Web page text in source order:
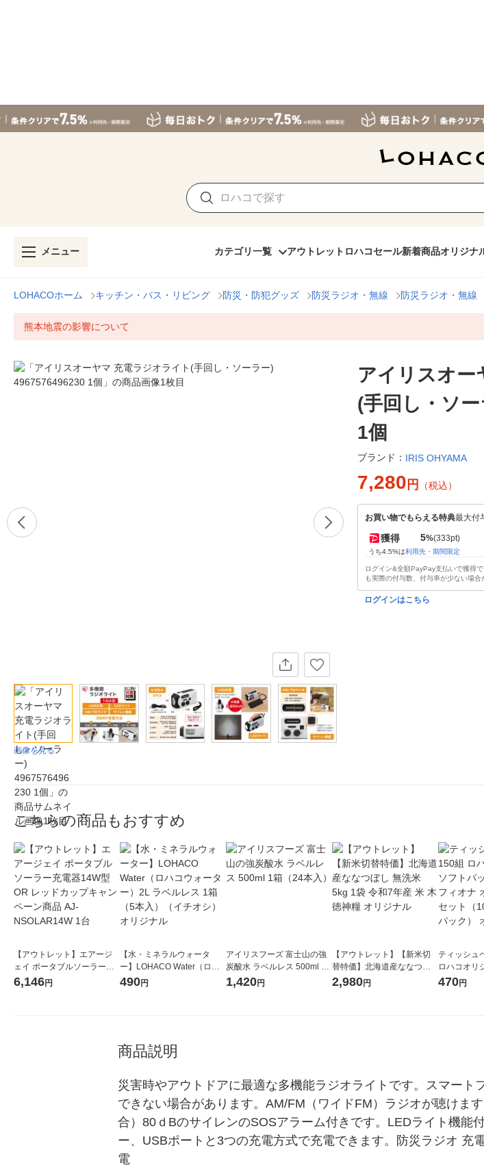
メニュー カテゴリ一覧 アウトレット ロハコセール新着商品オリジナ
LOHACOホーム キッチン・バス・リビング 防災・防犯グッズ 防災ラジオ・無線 防災ラジオ・無線
熊本地震の影響について
画像を見る
アイリスオー
(手回し・ソ
1個
ブランド： IRIS OHYAMA
7,280 円 （税込）
お買い物でもらえる特典最大付
獲得 5%(333pt)
うち4.5%は利用先・期間限定
ログイン&全額PayPay支払いで獲得
も実際の付与数、付与率が少ない場
ログインはこちら
こちらの商品もおすすめ
【アウトレット】エアージ
ェイ ポータブルソーラー充
電器14W型 OR レッドカッ
6,146円
【水・ミネラルウォータ
ー】LOHACO Water（ロハ
コウォーター）2L ラベルレ
490円
アイリスフーズ 富士山の強
炭酸水 ラベルレス 500ml 1
箱（24本入）
1,420円
【アウトレット】【新米切
替特価】北海道産ななつぼ
し 無洗米 5kg 1袋 令和7年産
2,980円
ティッシュ
ロハコオリ
ックティッ
470円
商品説明
災害時やアウトドアに最適な多機能ラジオライトです。スマー
できない場合があります。AM/FM（ワイドFM）ラジオが聴け
合）80ｄBのサイレンのSOSアラーム付きです。LEDライト機
ー、USBポートと3つの充電方式で充電できます。防災ラジオ
電